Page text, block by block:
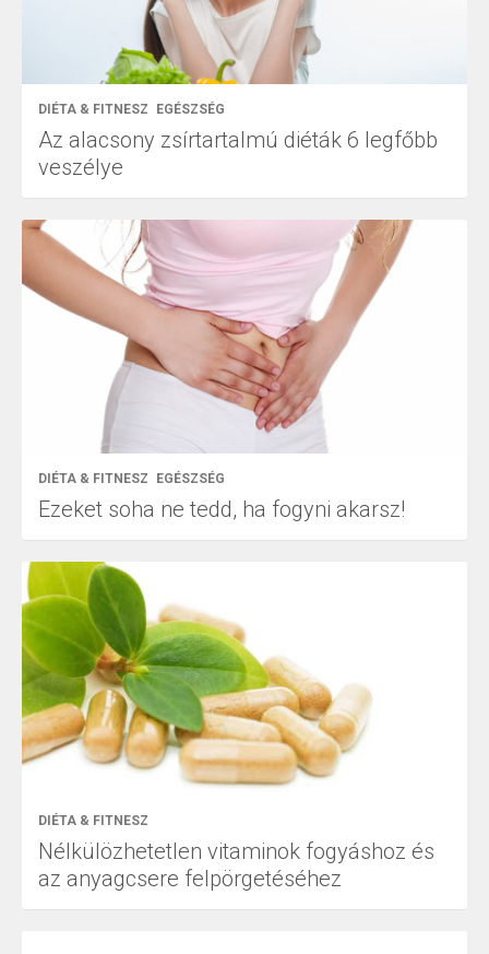
DIÉTA & FITNESZ EGÉSZSÉG
Az alacsony zsírtartalmú diéták 6 legfőbb
veszélye
DIÉTA & FITNESZ EGÉSZSÉG
Ezeket soha ne tedd, ha fogyni akarsz!
DIÉTA & FITNESZ
Nélkülözhetetlen vitaminok fogyáshoz és
az anyagcsere felpörgetéséhez